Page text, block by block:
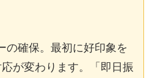
の確保。最初に好印象を
が変わります。「即日振